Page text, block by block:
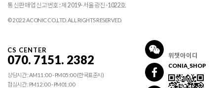
통신판매업신고번호 : 제 2019-서울광진-1022호
© 2022 ACONIC CO.,LTD. ALL RIGHTS RESERVED.
CS CENTER
070. 7151. 2382
상담시간 : AM11:00 - PM05:00 (한국표준시)
점심시간 : PM12:00 - PM01:00
위챗아이디
CONIA_SHOP